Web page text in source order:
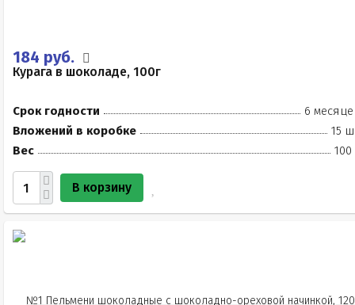
184 руб.
Курага в шоколаде, 100г
Срок годности
6
Вложений в коробке
15
Вес
100
В корзину